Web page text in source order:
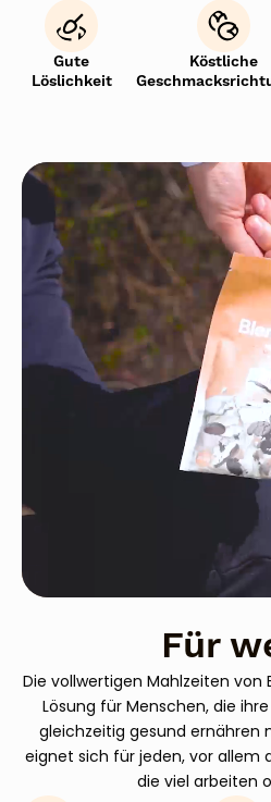
Gute
Löslichkeit
Köstliche
Für
Die vollwertigen Mahlzeiten von
Lösung für Menschen, die
gleichzeitig gesund ernähren
eignet sich für jeden, vor allem
die viel arbeiten